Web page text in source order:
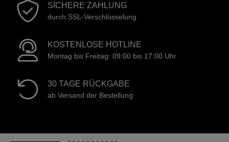
SICHERE ZAHLUNG
durch SSL-Verschlüsselung
KOSTENLOSE HOTLINE
Montag bis Freitag: 09:00 bis 17:00 Uhr
30 TAGE RÜCKGABE
ab Versand der Bestellung